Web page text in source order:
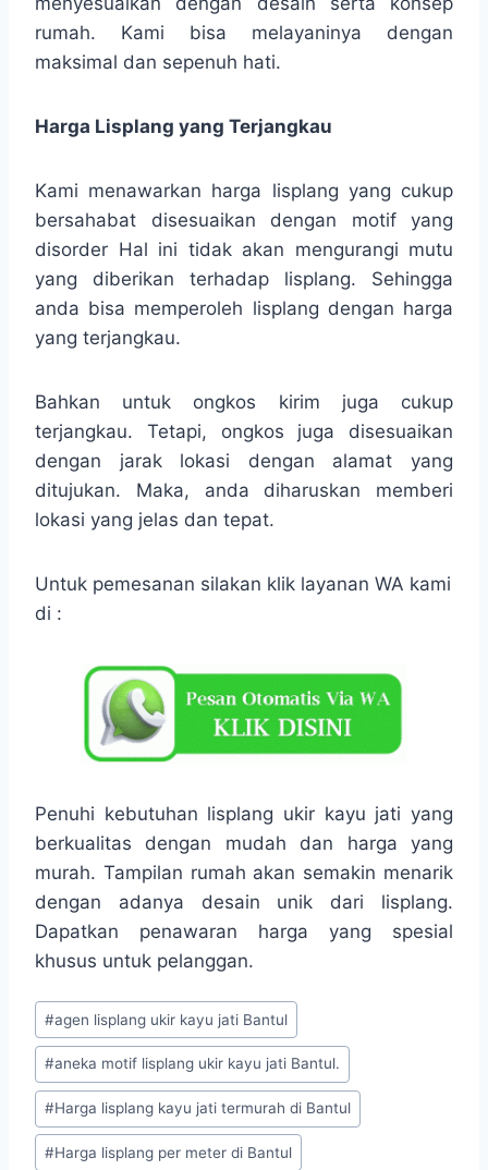
rumah. Kami bisa melayaninya dengan
maksimal dan sepenuh hati.
Harga Lisplang yang Terjangkau
Kami menawarkan harga lisplang yang cukup
bersahabat disesuaikan dengan motif yang
disorder Hal ini tidak akan mengurangi mutu
yang diberikan terhadap lisplang. Sehingga
anda bisa memperoleh lisplang dengan harga
yang terjangkau.
Bahkan untuk ongkos kirim juga cukup
terjangkau. Tetapi, ongkos juga disesuaikan
dengan jarak lokasi dengan alamat yang
ditujukan. Maka, anda diharuskan memberi
lokasi yang jelas dan tepat.
Untuk pemesanan silakan klik layanan WA kami
di :
Penuhi kebutuhan lisplang ukir kayu jati yang
berkualitas dengan mudah dan harga yang
murah. Tampilan rumah akan semakin menarik
dengan adanya desain unik dari lisplang.
Dapatkan penawaran harga yang spesial
khusus untuk pelanggan.
#agen lisplang ukir kayu jati Bantul
#aneka motif lisplang ukir kayu jati Bantul.
#Harga lisplang kayu jati termurah di Bantul
#Harga lisplang per meter di Bantul